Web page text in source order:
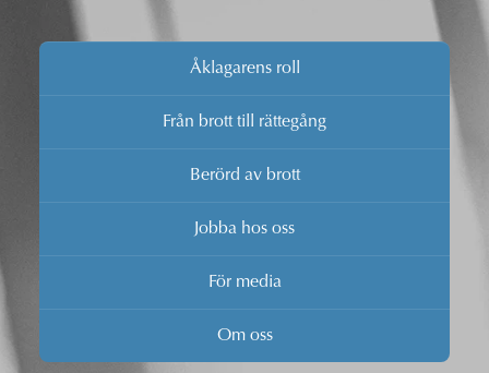
Åklagarens roll
Från brott till rättegång
Berörd av brott
Jobba hos oss
För media
Om oss